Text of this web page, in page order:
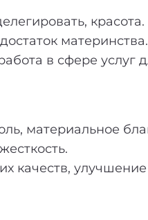
красота.
материнства.
в сфере
материальное
качеств,